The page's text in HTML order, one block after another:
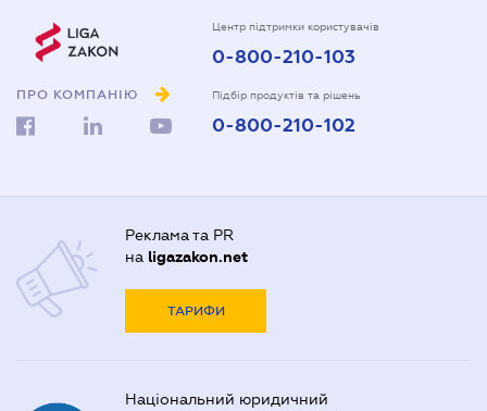
ПРО КОМПАНІЮ
Центр підтримки користувачів
0-800-210-103
Підбір продуктів та рішень
0-800-210-102
Реклама та PR
на ligazakon.net
ТАРИФИ
Національний юридичний